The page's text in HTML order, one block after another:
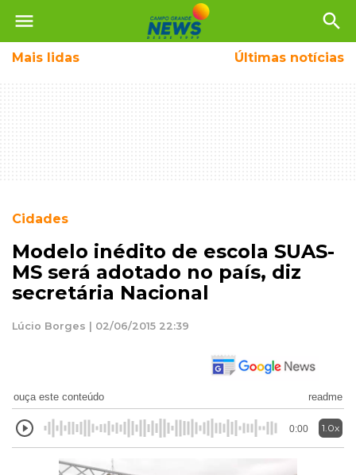
menu search
Mais lidas Últimas notícias
Cidades
Modelo inédito de escola SUAS-
MS será adotado no país, diz
secretária Nacional
Lúcio Borges | 02/06/2015 22:39
ouça este conteúdo readme
0:00 1.0x